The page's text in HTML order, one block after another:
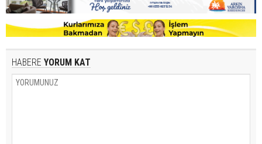
HABERE YORUM KAT